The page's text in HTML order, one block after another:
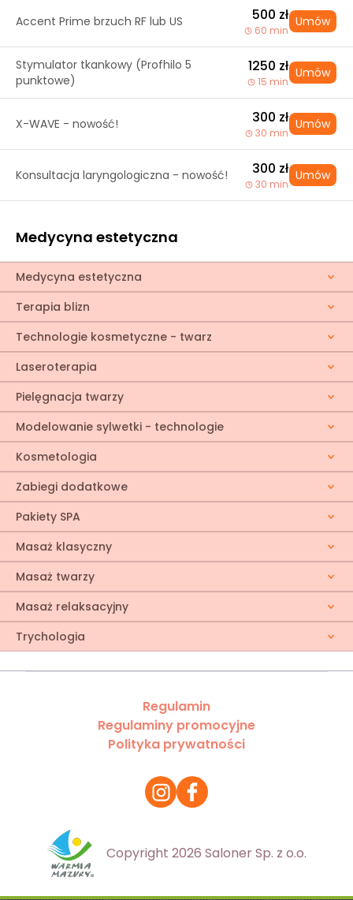
Accent Prime brzuch RF lub US 500 zł
60 min
Umów
Stymulator tkankowy (Profhilo 5
punktowe)
1250 zł
15 min
Umów
X-WAVE - nowość! 300 zł
30 min
Umów
Konsultacja laryngologiczna - nowość! 300 zł
30 min
Umów
Medycyna estetyczna
Medycyna estetyczna
Terapia blizn
Technologie kosmetyczne - twarz
Laseroterapia
Pielęgnacja twarzy
Modelowanie sylwetki - technologie
Kosmetologia
Zabiegi dodatkowe
Pakiety SPA
Masaż klasyczny
Masaż twarzy
Masaż relaksacyjny
Trychologia
Regulamin
Regulaminy promocyjne
Polityka prywatności
Copyright 2026 Saloner Sp. z o.o.